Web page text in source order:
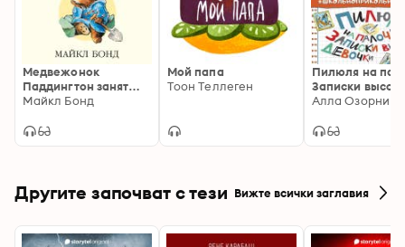
Медвежонок
Паддингтон занят
делом. Кн.7
Майкл Бонд
Мой папа
Тоон Теллеген
Пилюля на
Записки
девочки
Алла Озорнина
Другите започват с тези Вижте всички заглавия